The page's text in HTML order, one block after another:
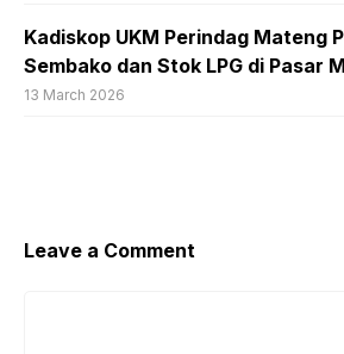
Kadiskop UKM Perindag Mateng
Sembako dan Stok LPG di Pasar
13 March 2026
Leave a Comment